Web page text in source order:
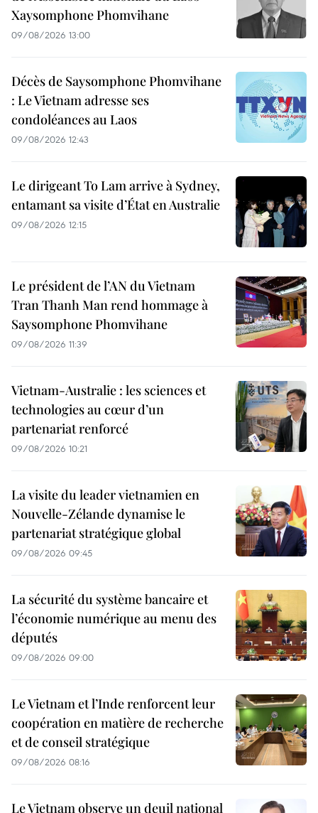
Xaysomphone Phomvihane
09/08/2026 13:00
Décès de Saysomphone Phomvihane
: Le Vietnam adresse ses
condoléances au Laos
09/08/2026 12:43
Le dirigeant To Lam arrive à Sydney,
entamant sa visite d’État en Australie
09/08/2026 12:15
Le président de l’AN du Vietnam
Tran Thanh Man rend hommage à
Saysomphone Phomvihane
09/08/2026 11:39
Vietnam-Australie : les sciences et
technologies au cœur d’un
partenariat renforcé
09/08/2026 10:21
La visite du leader vietnamien en
Nouvelle-Zélande dynamise le
partenariat stratégique global
09/08/2026 09:45
La sécurité du système bancaire et
l’économie numérique au menu des
députés
09/08/2026 09:00
Le Vietnam et l’Inde renforcent leur
coopération en matière de recherche
et de conseil stratégique
09/08/2026 08:16
Le Vietnam observe un deuil national